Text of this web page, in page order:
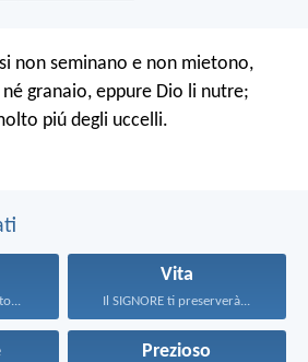
non seminano e non mietono,
granaio, eppure Dio li nutre;
piú degli uccelli.
Vita
Il SIGNORE ti preserverà...
Prezioso